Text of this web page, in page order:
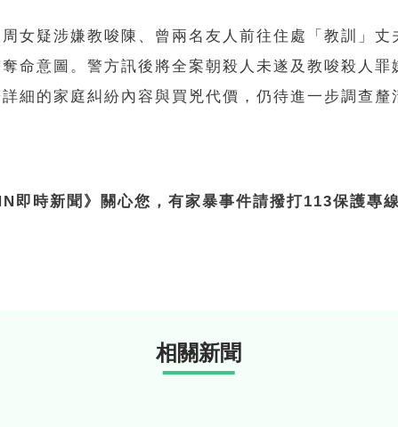
女疑涉嫌教唆陳、曾兩名友人前往住處「教訓」丈
命意圖。警方訊後將全案朝殺人未遂及教唆殺人罪
細的家庭糾紛內容與買兇代價，仍待進一步調查釐
即時新聞》關心您，有家暴事件請撥打113保護專線
相關新聞